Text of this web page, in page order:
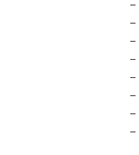
—
—
—
—
—
—
—
—